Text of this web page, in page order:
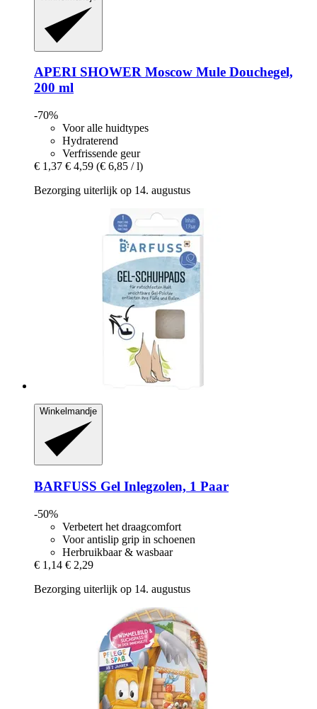
APERI SHOWER Moscow Mule Douchegel,
200 ml
-70%
Voor alle huidtypes
Hydraterend
Verfrissende geur
€ 1,37 € 4,59 (€ 6,85 / l)
Bezorging uiterlijk op 14. augustus
Winkelmandje
BARFUSS Gel Inlegzolen, 1 Paar
-50%
Verbetert het draagcomfort
Voor antislip grip in schoenen
Herbruikbaar & wasbaar
€ 1,14 € 2,29
Bezorging uiterlijk op 14. augustus